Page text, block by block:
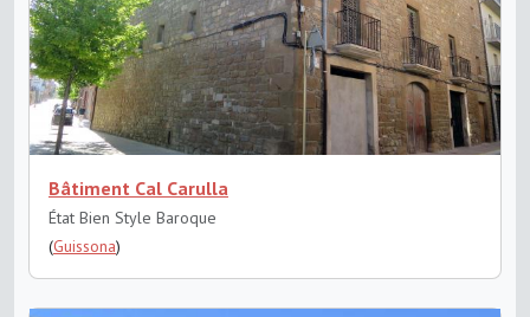
Bâtiment Cal Carulla
État Bien Style Baroque
(Guissona)